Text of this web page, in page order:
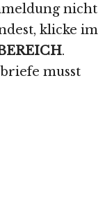
nicht
klicke im
.
musst